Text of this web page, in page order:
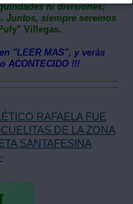
ni divisiones;
Juntos, siempre seremos
Villegas.
"LEER MAS", y veràs
ACONTECIDO !!!
RAFAELA FUE
DE LA ZONA
SANTAFESINA